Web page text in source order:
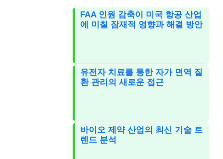
FAA 인원 감축이 미국 항공 산업
에 미칠 잠재적 영향과 해결 방안
유전자 치료를 통한 자가 면역 질
환 관리의 새로운 접근
바이오 제약 산업의 최신 기술 트
렌드 분석